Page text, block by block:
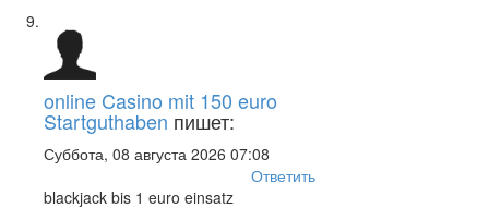
online Casino mit 150 euro
Startguthaben пишет:
Суббота, 08 августа 2026 07:08
Ответить
blackjack bis 1 euro einsatz